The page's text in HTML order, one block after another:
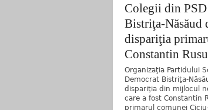
Colegii din PSD
Bistriţa-Năsăud
dispariţia
Constantin Rusu
Organizaţia Partidului
Democrat Bistriţa-
dispariţia din mijlocul
care a fost Constantin
primarul comunei